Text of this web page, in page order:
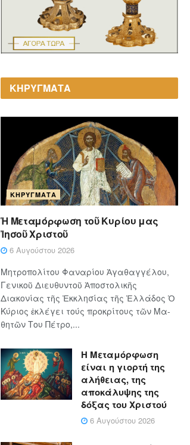
ΚΗΡΥΓΜΑΤΑ
ΚΗΡΎΓΜΑΤΑ
Ἡ Μεταμόρφωση τοῦ Κυρίου μας
Ἰησοῦ Χριστοῦ
6 Αυγούστου 2026
Μητροπολίτου Φαναρίου Ἀγαθαγγέλου,
Γενικοῦ Διευθυντοῦ Ἀποστολικῆς
Διακονίας τῆς Ἐκκλησίας τῆς Ἑλλάδος Ὁ
Κύ­ρι­ος ἐκλέγει τούς προ­κρί­τους τῶν Μα­
θη­τῶν Του Πέ­τρο,...
Η Μεταμόρφωση
είναι η γιορτή της
αλήθειας, της
αποκάλυψης της
δόξας του Χριστού
6 Αυγούστου 2026